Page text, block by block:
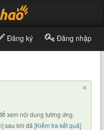
Đăng ký Đăng nhập
×
xem nội dung tương ứng.
sau khi đã[Kiểm tra kết quả]